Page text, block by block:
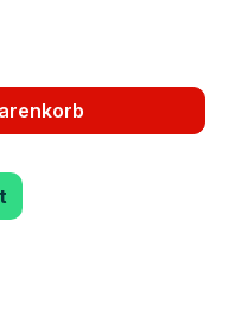
Wert